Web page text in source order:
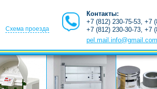
Схема проезда
Контакты:
+7 (812) 230-75-53, +7
+7 (812) 230-30-73, +7
pel.mail.info@gmail.com